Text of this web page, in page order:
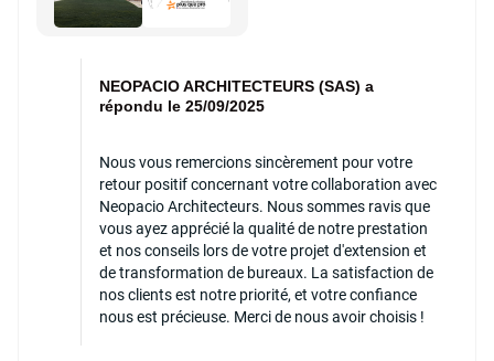
NEOPACIO ARCHITECTEURS (SAS) a
répondu le 25/09/2025
Nous vous remercions sincèrement pour votre
retour positif concernant votre collaboration avec
Neopacio Architecteurs. Nous sommes ravis que
vous ayez apprécié la qualité de notre prestation
et nos conseils lors de votre projet d'extension et
de transformation de bureaux. La satisfaction de
nos clients est notre priorité, et votre confiance
nous est précieuse. Merci de nous avoir choisis !